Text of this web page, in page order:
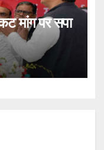
मांग पर सपा